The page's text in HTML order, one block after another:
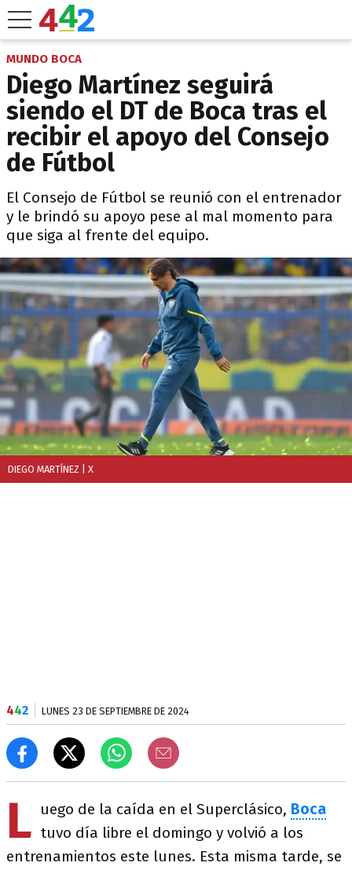
MUNDO BOCA
Diego Martínez seguirá
siendo el DT de Boca tras el
recibir el apoyo del Consejo
de Fútbol
El Consejo de Fútbol se reunió con el entrenador
y le brindó su apoyo pese al mal momento para
que siga al frente del equipo.
DIEGO MARTÍNEZ | X
442 LUNES 23 DE SEPTIEMBRE DE 2024
L uego de la caída en el Superclásico, Boca
tuvo día libre el domingo y volvió a los
entrenamientos este lunes. Esta misma tarde, se